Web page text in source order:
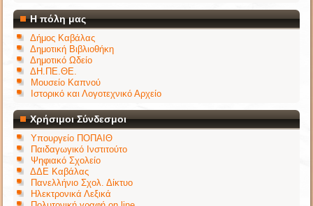
Η πόλη μας
Δήμος Καβάλας
Δημοτική Βιβλιοθήκη
Δημοτικό Ωδείο
ΔΗ.ΠΕ.ΘΕ.
Μουσείο Καπνού
Ιστορικό και Λογοτεχνικό Αρχείο
Χρήσιμοι Σύνδεσμοι
Υπουργείο ΠΟΠΑΙΘ
Παιδαγωγικό Ινστιτούτο
Ψηφιακό Σχολείο
ΔΔΕ Καβάλας
Πανελλήνιο Σχολ. Δίκτυο
Ηλεκτρονικά Λεξικά